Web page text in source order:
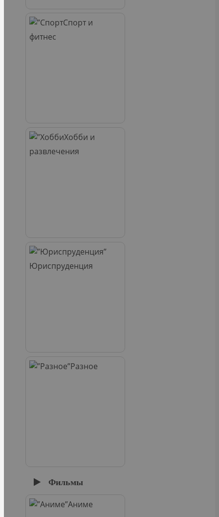
Спорт и
фитнес
Хобби и
развлечения
Юриспруденция
Разное
Фильмы
Аниме